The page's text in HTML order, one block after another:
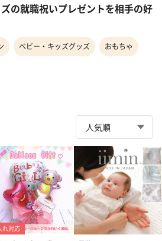
の就職祝いプレゼントを相手の好
ベビー・キッズグッズ おもちゃ